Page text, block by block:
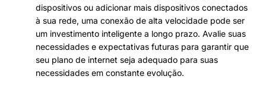
dispositivos ou adicionar mais dispositivos conectados
à sua rede, uma conexão de alta velocidade pode ser
um investimento inteligente a longo prazo. Avalie suas
necessidades e expectativas futuras para garantir que
seu plano de internet seja adequado para suas
necessidades em constante evolução.